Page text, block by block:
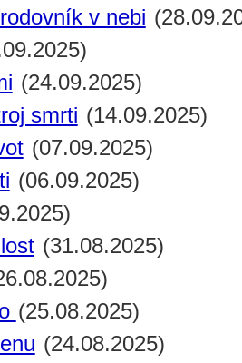
v nebi
(24.09.2025)
smrti (14.09.2025)
(07.09.2025)
(06.09.2025)
(31.08.2025)
(25.08.2025)
(24.08.2025)